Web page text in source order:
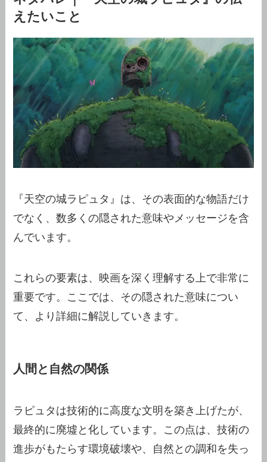
えたいこと
『天空の城ラピュタ』は、その表面的な物語だけ
でなく、数多くの隠された意味やメッセージを含
んでいます。
これらの要素は、映画を深く理解する上で非常に
重要です。ここでは、その隠された意味につい
て、より詳細に解説していきます。
人間と自然の関係
ラピュタは技術的に高度な文明を築き上げたが、
最終的に廃墟と化しています。この点は、技術の
進歩がもたらす環境破壊や、自然との調和を失っ